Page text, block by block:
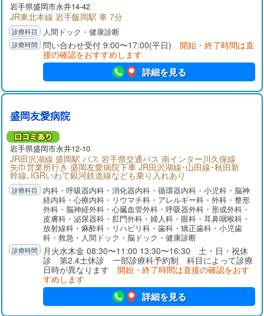
岩手県盛岡市永井14-42
JR東北本線 岩手飯岡駅 車 7分
人間ドック・健康診断
問い合わせ受付 9:00〜17:00(平日) 開始・終了時間は直
接の確認をおすすめします
詳細を見る
盛岡友愛病院
岩手県盛岡市永井12-10
JR田沢湖線 盛岡駅 バス 岩手県交通バス 南インター川久保線
矢巾営業所行き 盛岡友愛病院下車 JR田沢湖線･山田線･秋田新
幹線､IGRいわて銀河鉄道線なども乗り入れあり
内科・呼吸器内科・消化器内科・循環器内科・小児科・脳神
経内科・心療内科・リウマチ科・アレルギー科・外科・整形
外科・脳神経外科・心臓血管外科・呼吸器外科・形成外科・
皮膚科・泌尿器科・肛門外科・婦人科・眼科・耳鼻咽喉科・
放射線科・麻酔科・リハビリ科・歯科・矯正歯科・小児歯
科・救急・人間ドック・脳ドック・健康診断
月火水木金 08:30〜11:00 13:30〜16:30 土・日・祝休
診 第2.4土休診 一部診療科予約制 科目によって診療
日時が異なります 開始・終了時間は直接の確認をおす
すめします
詳細を見る